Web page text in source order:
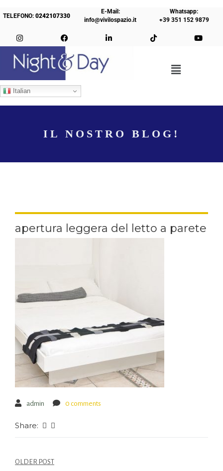
TELEFONO:0242107330
E-Mail:
info@vivilospazio.it
Whatsapp:
+39 351 152 9879
Italian
IL NOSTRO BLOG!
apertura leggera del letto a parete
admin 0 comments
Share:
OLDER POST